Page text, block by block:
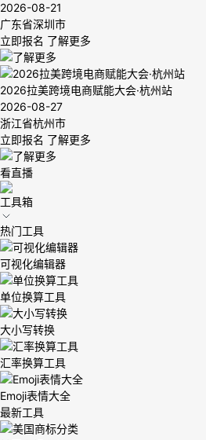
2026-08-21
广东省深圳市
立即报名 了解更多
2026拉美跨境电商赋能大会·杭州站
2026-08-27
浙江省杭州市
立即报名 了解更多
看直播
工具箱
热门工具
可视化编辑器
单位换算工具
大小写转换
汇率换算工具
Emoji表情大全
最新工具